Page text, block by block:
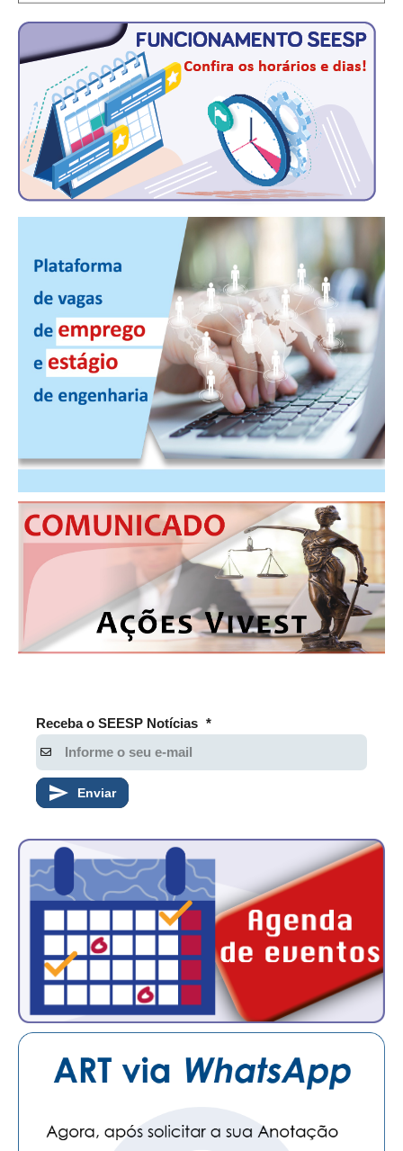
PALAVRA DO MURILO
NOTÍCIAS
CONTEÚDO ESPECIAL
JORNAL DO ENGENHEIRO
AGENDA
NOTÍCIAS NO WHATSAPP
PUBLICAÇÕES
MANUAL DE REDAÇÃO
RELEASES
CONTATO
CADASTRO
ASSOCIE-SE
ATUALIZAÇÃO CADASTRAL
NÚCLEO JOVEM
Receba o SEESP Notícias *
Enviar